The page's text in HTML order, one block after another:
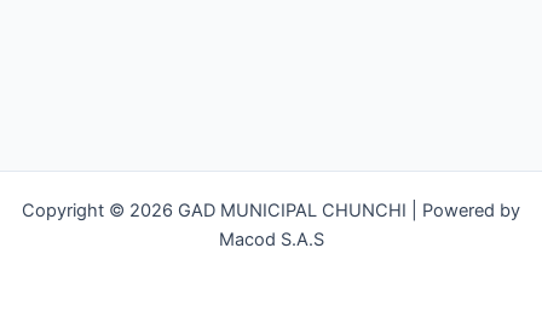
Copyright © 2026 GAD MUNICIPAL CHUNCHI | Powered by
Macod S.A.S